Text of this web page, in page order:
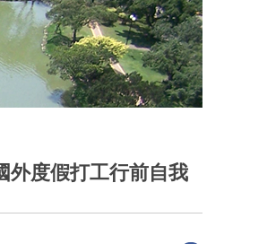
外度假打工行前自我